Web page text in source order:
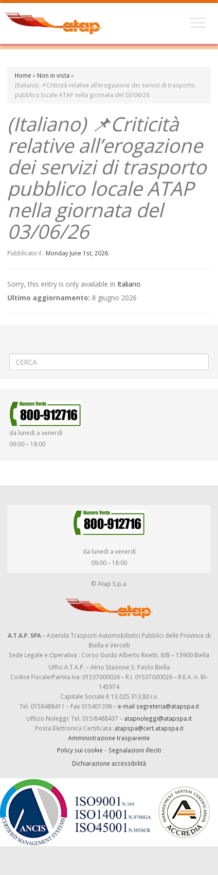
Home » Non in vista »
(Italiano) 📌Criticità relative all’erogazione dei servizi di trasporto
pubblico locale ATAP nella giornata del 03/06/26
(Italiano) 📌Criticità
relative all’erogazione
dei servizi di trasporto
pubblico locale ATAP
nella giornata del
03/06/26
Pubblicato il : Monday June 1st, 2026
Sorry, this entry is only available in Italiano.
Ultimo aggiornamento: 8 giugno 2026
da lunedì a venerdì
09:00 – 18:00
da lunedì a venerdì
09:00 – 18:00
© Atap S.p.a.
A.T.A.P. SPA– Azienda Trasporti Automobilistici Pubblici delle Province di
Biella e Vercelli
Sede Legale e Operativa : Corso Guido Alberto Rivetti, 8/B – 13900 Biella
Uffici A.T.A.P. – Atrio Stazione S. Paolo Biella
Codice Fiscale/Partita Iva: 01537000026 – R.I. 01537000026 – R.E.A. n. BI-
145974
Capitale Sociale € 13.025.313,80 i.v.
Tel. 0158488411 – Fax 015401398 – e-mail segreteria@atapspa.it
Ufficio Noleggi: Tel. 015/8488437 – atapnoleggi@atapspa.it
Posta Elettronica Certificata: atapspa@cert.atapspa.it
Amministrazione trasparente
Policy sui cookie – Segnalazioni illeciti
Dichiarazione accessibilità